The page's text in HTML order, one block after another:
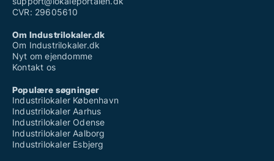
CVR: 29605610
Om Industrilokaler.dk
Om Industrilokaler.dk
Nyt om ejendomme
Kontakt os
Populære søgninger
Industrilokaler København
Industrilokaler Aarhus
Industrilokaler Odense
Industrilokaler Aalborg
Industrilokaler Esbjerg